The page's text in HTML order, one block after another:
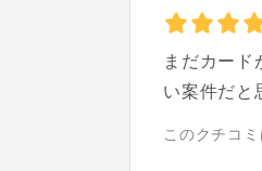
まだカー
い案件だと
このクチコ